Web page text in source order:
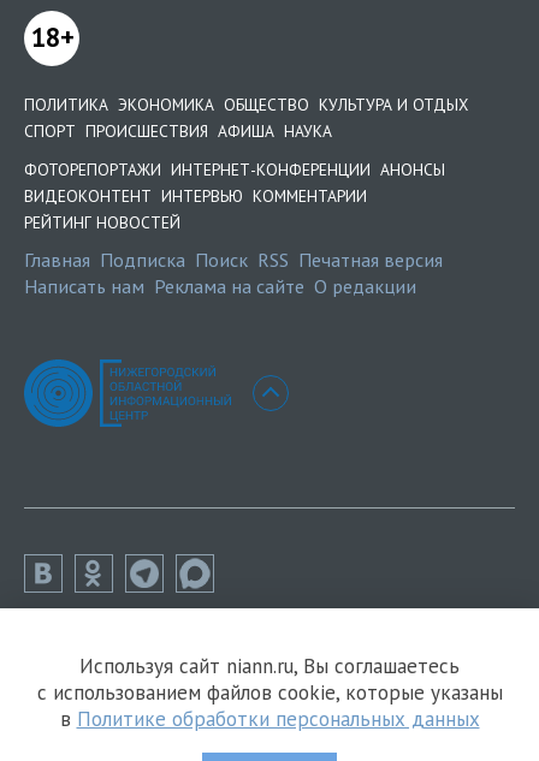
18+
ПОЛИТИКА ЭКОНОМИКА ОБЩЕСТВО КУЛЬТУРА И ОТДЫХ
СПОРТ ПРОИСШЕСТВИЯ АФИША НАУКА
ФОТОРЕПОРТАЖИ ИНТЕРНЕТ-КОНФЕРЕНЦИИ АНОНСЫ
ВИДЕОКОНТЕНТ ИНТЕРВЬЮ КОММЕНТАРИИ
РЕЙТИНГ НОВОСТЕЙ
Главная Подписка Поиск RSS Печатная версия
Написать нам Реклама на сайте О редакции
Используя сайт niann.ru, Вы соглашаетесь
с использованием файлов cookie, которые указаны
в Политике обработки персональных данных